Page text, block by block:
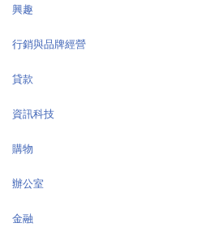
興趣
行銷與品牌經營
貸款
資訊科技
購物
辦公室
金融